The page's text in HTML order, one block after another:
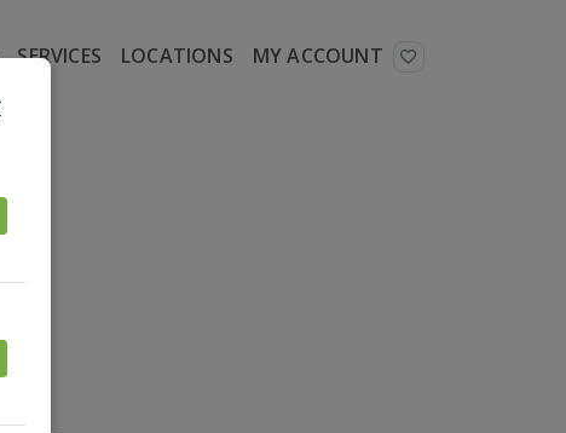
SERVICES LOCATIONS MY ACCOUNT